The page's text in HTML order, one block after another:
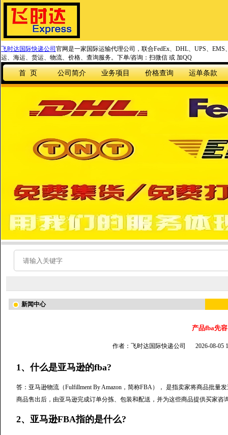
飞时达国际快递公司 官网是一家国际运输代理公司，联合FedEx、DHL、UPS、
运、海运、货运、物流、价格、查询服务。下单/咨询：扫微信 或 加QQ
首 页 公司简介 业务项目 价格查询 运单条款
新闻中心
产品fba先容
作者：飞时达国际快递公司 2026-08-05
1、什么是亚马逊的fba?
答：亚马逊物流（Fulfillment By Amazon，简称FBA）， 是指卖家将商品批
商品售出后，由亚马逊完成订单分拣、包装和配送，并为这些商品提供买家咨
2、亚马逊FBA指的是什么?